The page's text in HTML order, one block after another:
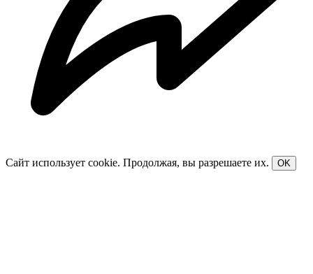
Сайт использует cookie. Продолжая, вы разрешаете их. OK